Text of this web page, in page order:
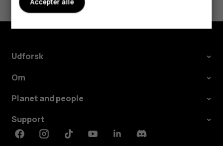
Ja Nej
Udforsk
Om
Planet and people
Support
FacebookInstagramTiktokYoutubeLinkedinDiscord
Acceptér alle